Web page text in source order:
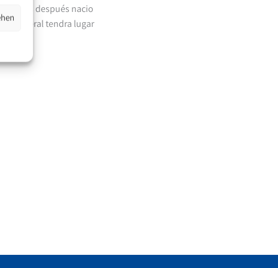
anos después nacio
funeral tendra lugar